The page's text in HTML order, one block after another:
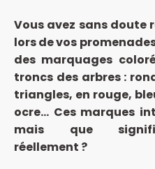
​Vous avez sans doute
lors de vos
des marquages
troncs des arbres :
triangles, en rouge,
ocre… Ces marques
mais que
réellement ?